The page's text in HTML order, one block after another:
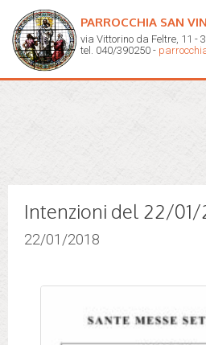
PARROCCHIA SAN
via Vittorino da Feltre, 11 -
tel. 040/390250 -
Intenzioni del 22/01/
22/01/2018